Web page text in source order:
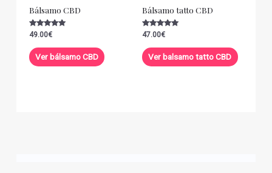
Bálsamo CBD
Valorado con
de 5
49.00€
Ver bálsamo CBD
Bálsamo tatto CBD
Valorado con
de 5
47.00€
Ver balsamo tatto CBD